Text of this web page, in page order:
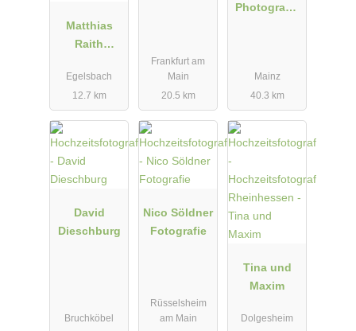
Matthias
Raith
ograf
Egelsbach
12.7 km
Frankfurt am
Main
20.5 km
Photograph
Mainz
40.3 km
David
Dieschburg
Bruchköbel
Nico Söldner
Fotografie
Rüsselsheim
am Main
Tina und
Maxim
Dolgesheim